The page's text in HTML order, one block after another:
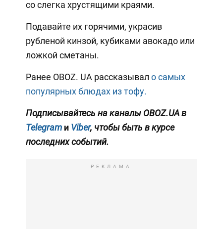
со слегка хрустящими краями.
Подавайте их горячими, украсив
рубленой кинзой, кубиками авокадо или
ложкой сметаны.
Ранее OBOZ. UA рассказывал о самых
популярных блюдах из тофу.
Подписывайтесь на каналы OBOZ.UA в
Telegram и Viber, чтобы быть в курсе
последних событий.
РЕКЛАМА